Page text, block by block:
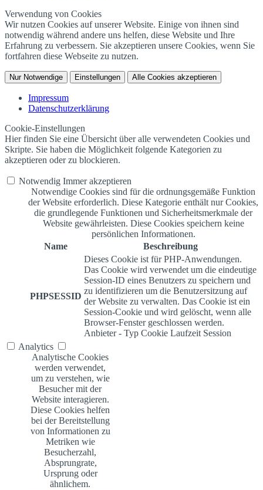
Verwendung von Cookies
Wir nutzen Cookies auf unserer Website. Einige von ihnen sind
notwendig während andere uns helfen, diese Website und Ihre
Erfahrung zu verbessern. Sie akzeptieren unsere Cookies, wenn Sie
fortfahren diese Webseite zu nutzen.
Nur Notwendige Einstellungen Alle Cookies akzeptieren
Impressum
Datenschutzerklärung
Cookie-Einstellungen
Hier finden Sie eine Übersicht über alle verwendeten Cookies und
Skripte. Sie haben die Möglichkeit folgende Kategorien zu
akzeptieren oder zu blockieren.
Notwendig Immer akzeptieren
Notwendige Cookies sind für die ordnungsgemäße Funktion
der Website erforderlich. Diese Kategorie enthält nur Cookies,
die grundlegende Funktionen und Sicherheitsmerkmale der
Website gewährleisten. Diese Cookies speichern keine
persönlichen Informationen.
Name
Beschreibung
PHPSESSID
Dieses Cookie ist für PHP-Anwendungen.
Das Cookie wird verwendet um die eindeutige
Session-ID eines Benutzers zu speichern und
zu identifizieren um die Benutzersitzung auf
der Website zu verwalten. Das Cookie ist ein
Session-Cookie und wird gelöscht, wenn alle
Browser-Fenster geschlossen werden.
Anbieter - Typ Cookie Laufzeit Session
Analytics
Analytische Cookies
werden verwendet,
um zu verstehen, wie
Besucher mit der
Website interagieren.
Diese Cookies helfen
bei der Bereitstellung
von Informationen zu
Metriken wie
Besucherzahl,
Absprungrate,
Ursprung oder
ähnlichem.